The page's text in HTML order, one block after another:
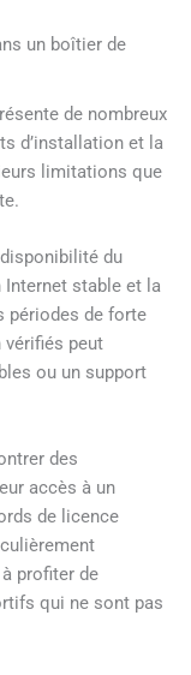
un boîtier de
de nombreux
d’installation et la
limitations que
du
Internet stable et la
périodes de forte
vérifiés peut
ou un support
des
accès à un
de licence
profiter de
qui ne sont pas